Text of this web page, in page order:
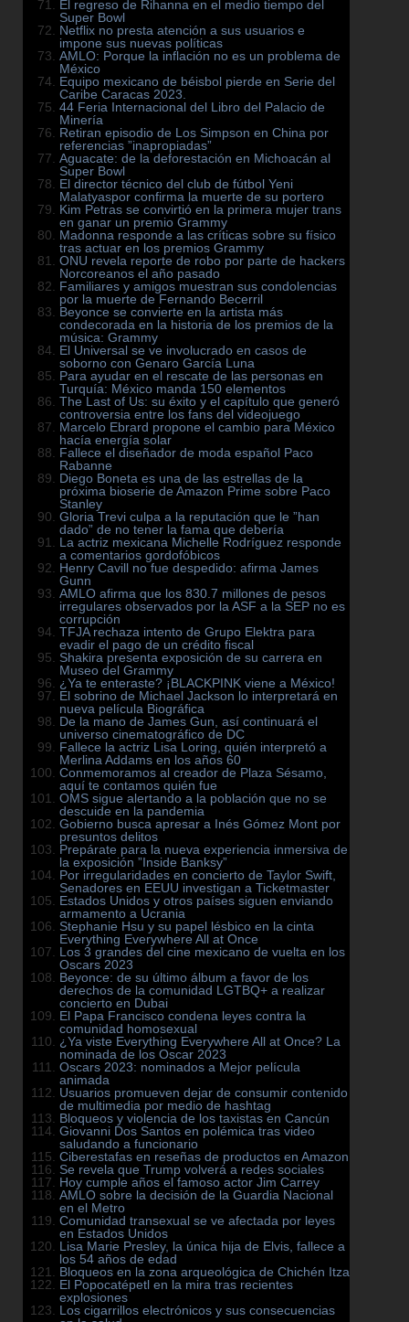
El regreso de Rihanna en el medio tiempo del
Super Bowl
Netflix no presta atención a sus usuarios e
impone sus nuevas políticas
AMLO: Porque la inflación no es un problema de
México
Equipo mexicano de béisbol pierde en Serie del
Caribe Caracas 2023.
44 Feria Internacional del Libro del Palacio de
Minería
Retiran episodio de Los Simpson en China por
referencias ”inapropiadas”
Aguacate: de la deforestación en Michoacán al
Super Bowl
El director técnico del club de fútbol Yeni
Malatyaspor confirma la muerte de su portero
Kim Petras se convirtió en la primera mujer trans
en ganar un premio Grammy
Madonna responde a las críticas sobre su físico
tras actuar en los premios Grammy
ONU revela reporte de robo por parte de hackers
Norcoreanos el año pasado
Familiares y amigos muestran sus condolencias
por la muerte de Fernando Becerril
Beyonce se convierte en la artista más
condecorada en la historia de los premios de la
música: Grammy
El Universal se ve involucrado en casos de
soborno con Genaro García Luna
Para ayudar en el rescate de las personas en
Turquía: México manda 150 elementos
The Last of Us: su éxito y el capítulo que generó
controversia entre los fans del videojuego
Marcelo Ebrard propone el cambio para México
hacía energía solar
Fallece el diseñador de moda español Paco
Rabanne
Diego Boneta es una de las estrellas de la
próxima bioserie de Amazon Prime sobre Paco
Stanley
Gloria Trevi culpa a la reputación que le ”han
dado” de no tener la fama que debería
La actriz mexicana Michelle Rodríguez responde
a comentarios gordofóbicos
Henry Cavill no fue despedido: afirma James
Gunn
AMLO afirma que los 830.7 millones de pesos
irregulares observados por la ASF a la SEP no es
corrupción
TFJA rechaza intento de Grupo Elektra para
evadir el pago de un crédito fiscal
Shakira presenta exposición de su carrera en
Museo del Grammy
¿Ya te enteraste? ¡BLACKPINK viene a México!
El sobrino de Michael Jackson lo interpretará en
nueva película Biográfica
De la mano de James Gun, así continuará el
universo cinematográfico de DC
Fallece la actriz Lisa Loring, quién interpretó a
Merlina Addams en los años 60
Conmemoramos al creador de Plaza Sésamo,
aquí te contamos quién fue
OMS sigue alertando a la población que no se
descuide en la pandemia
Gobierno busca apresar a Inés Gómez Mont por
presuntos delitos
Prepárate para la nueva experiencia inmersiva de
la exposición ”Inside Banksy”
Por irregularidades en concierto de Taylor Swift,
Senadores en EEUU investigan a Ticketmaster
Estados Unidos y otros países siguen enviando
armamento a Ucrania
Stephanie Hsu y su papel lésbico en la cinta
Everything Everywhere All at Once
Los 3 grandes del cine mexicano de vuelta en los
Oscars 2023
Beyonce: de su último álbum a favor de los
derechos de la comunidad LGTBQ+ a realizar
concierto en Dubai
El Papa Francisco condena leyes contra la
comunidad homosexual
¿Ya viste Everything Everywhere All at Once? La
nominada de los Oscar 2023
Oscars 2023: nominados a Mejor película
animada
Usuarios promueven dejar de consumir contenido
de multimedia por medio de hashtag
Bloqueos y violencia de los taxistas en Cancún
Giovanni Dos Santos en polémica tras video
saludando a funcionario
Ciberestafas en reseñas de productos en Amazon
Se revela que Trump volverá a redes sociales
Hoy cumple años el famoso actor Jim Carrey
AMLO sobre la decisión de la Guardia Nacional
en el Metro
Comunidad transexual se ve afectada por leyes
en Estados Unidos
Lisa Marie Presley, la única hija de Elvis, fallece a
los 54 años de edad
Bloqueos en la zona arqueológica de Chichén Itza
El Popocatépetl en la mira tras recientes
explosiones
Los cigarrillos electrónicos y sus consecuencias